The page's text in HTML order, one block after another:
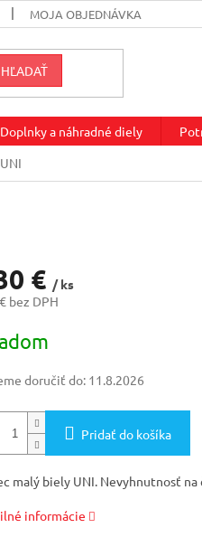
MOJA OBJEDNÁVKA
HĽADAŤ
Doplnky a náhradné diely
€ / ks
bez DPH
doručiť do: 11.8.2026
Pridať do košíka
malý biely UNI. Nevyhnutnosť
informácie